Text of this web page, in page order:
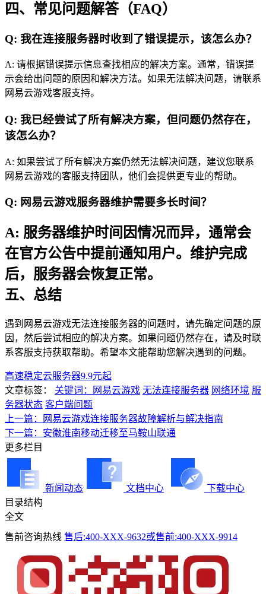
四、常见问题解答（FAQ）
Q: 我在连接服务器时收到了错误提示，该怎么办？
A: 请根据错误提示信息查找相应的解决方案。通常，错误提
示会给出问题的原因和解决方法。如果无法解决问题，请联系
网易云游戏客服支持。
Q: 我已经尝试了所有解决方案，但问题仍然存在，
该怎么办？
A: 如果尝试了所有解决方案仍然无法解决问题，建议您联系
网易云游戏的客服支持团队，他们会提供更专业的帮助。
Q: 网易云游戏服务器维护需要多长时间？
A: 服务器维护时间因情况而异，通常会
在官方公告中提前通知用户。维护完成
后，服务器会恢复正常。
五、总结
遇到网易云游戏无法连接服务器的问题时，请先确定问题的原
因，然后尝试相应的解决方案。如果问题仍然存在，请及时联
系客服支持获取帮助。希望本文能帮助您解决遇到的问题。
高速稳定云服务器9.9元起
文章标签：
关键词：网易云游戏 无法连接服务器 网络环境 服
务器状态 客户端问题
上一篇：网易云游戏连接服务器故障解析与解决指南
下一篇：安徽淮南移动迁移至马鞍山联通
更多栏目
新闻动态 文档中心
下载中心
目录结构
全文
售前咨询热线 售后:400-XXX-9632或售前:400-XXX-9914